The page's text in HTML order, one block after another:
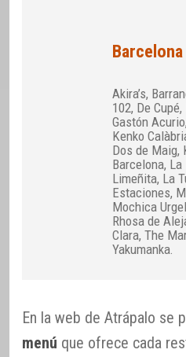
Barcelona
Akira’s,
102, De
Gastón
Kenko
Dos de Maig,
Barcelona,
Limeñita, La
Estaciones,
Mochica
Rhosa de
Clara, The
Yakumanka.
En la web de Atrápalo se
menú que ofrece cada